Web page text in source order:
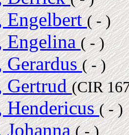
Engelbert( - )
Engelina( - )
Gerardus( - )
Gertrud(CIR
Hendericus( - )
Johanna( - )